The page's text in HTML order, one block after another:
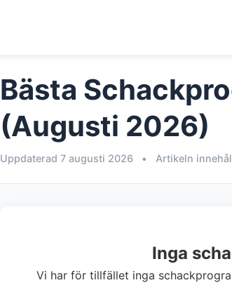
Bästa
(Augusti 2026)
Uppdaterad 7 augusti 2026 • Artikeln
Inga
Vi har för tillfället inga